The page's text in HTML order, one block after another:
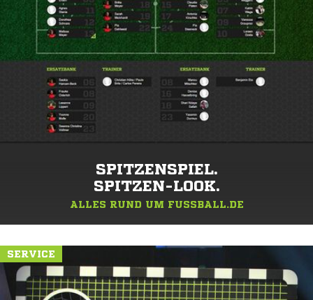
SPITZENSPIEL.
SPITZEN-LOOK.
ALLES RUND UM FUSSBALL.DE
SERVICE